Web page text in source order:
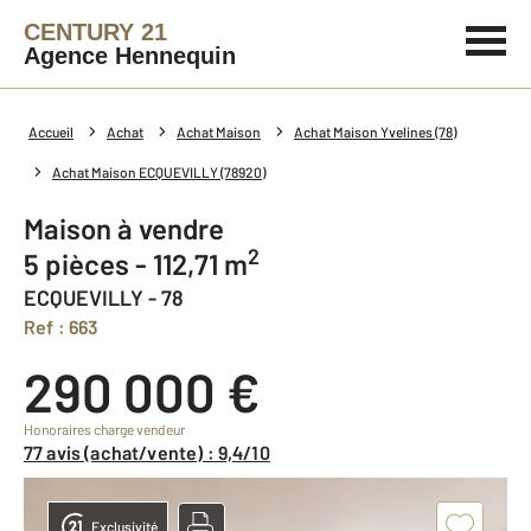
CENTURY 21
Agence Hennequin
Accueil Achat Achat Maison Achat Maison Yvelines (78)
Achat Maison ECQUEVILLY (78920)
Maison à vendre
5 pièces - 112,71 m2
ECQUEVILLY - 78
Ref : 663
290 000 €
Honoraires charge vendeur
77 avis (achat/vente) : 9,4/10
Exclusivité